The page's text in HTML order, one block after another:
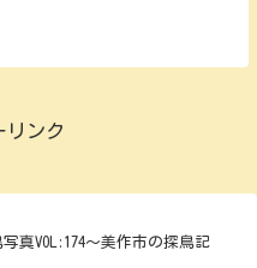
リンク
真VOL:174～美作市の探鳥記